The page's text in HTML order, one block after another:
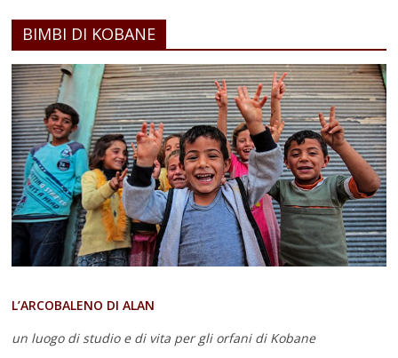
BIMBI DI KOBANE
L’ARCOBALENO DI ALAN
un luogo di studio e di vita per gli orfani di Kobane